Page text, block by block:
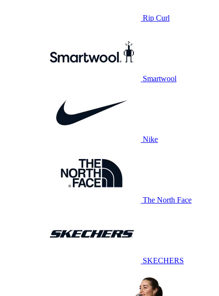
Rip Curl
Smartwool
Nike
The North Face
SKECHERS